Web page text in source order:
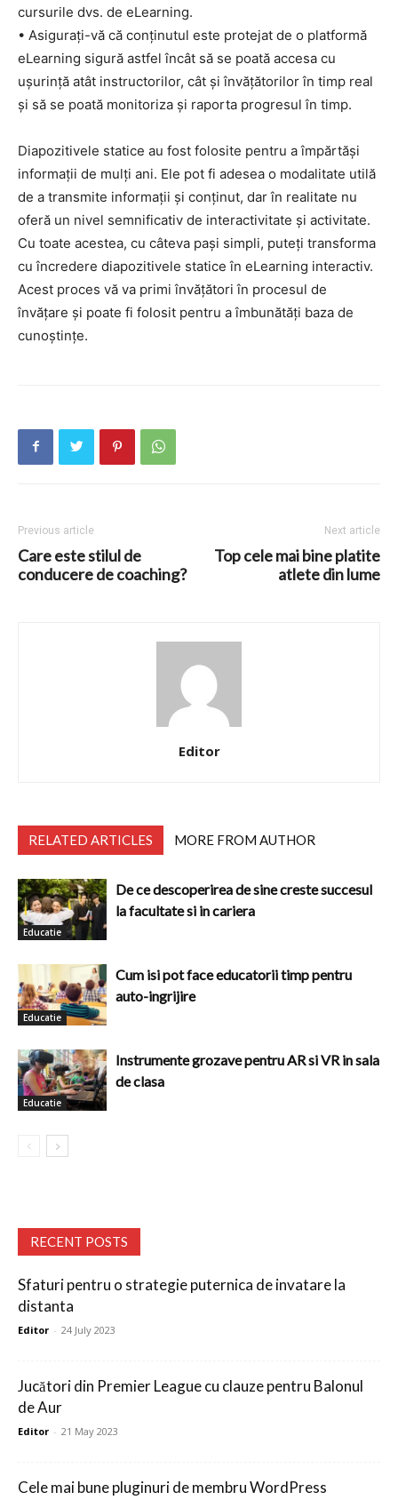
cursurile dvs. de eLearning.
• Asigurați-vă că conținutul este protejat de o platformă
eLearning sigură astfel încât să se poată accesa cu
ușurință atât instructorilor, cât și învățătorilor în timp real
și să se poată monitoriza și raporta progresul în timp.
Diapozitivele statice au fost folosite pentru a împărtăși
informații de mulți ani. Ele pot fi adesea o modalitate utilă
de a transmite informații și conținut, dar în realitate nu
oferă un nivel semnificativ de interactivitate și activitate.
Cu toate acestea, cu câteva pași simpli, puteți transforma
cu încredere diapozitivele statice în eLearning interactiv.
Acest proces vă va primi învățători în procesul de
învățare și poate fi folosit pentru a îmbunătăți baza de
cunoștințe.
Previous article
Care este stilul de
conducere de coaching?
Next article
Top cele mai bine platite
atlete din lume
Editor
RELATED ARTICLES MORE FROM AUTHOR
Educatie
De ce descoperirea de sine creste succesul
la facultate si in cariera
Educatie
Cum isi pot face educatorii timp pentru
auto-ingrijire
Educatie
Instrumente grozave pentru AR si VR in sala
de clasa
RECENT POSTS
Sfaturi pentru o strategie puternica de invatare la
distanta
Editor - 24 July 2023
Jucători din Premier League cu clauze pentru Balonul
de Aur
Editor - 21 May 2023
Cele mai bune pluginuri de membru WordPress